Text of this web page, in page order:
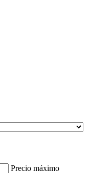
Precio máximo